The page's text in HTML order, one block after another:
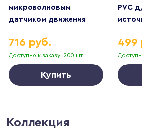
микроволновым
датчиком движения
95002/01 a067101
Доступно к заказу: 200 шт.
716 руб.
Купить
PVC
499
Коллекция